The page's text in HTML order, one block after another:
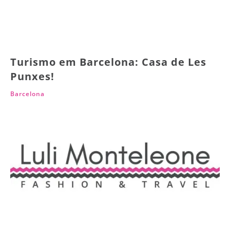
Turismo em Barcelona: Casa de Les
Punxes!
Barcelona